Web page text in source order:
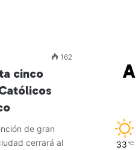
162
cinco
de gran
cerrará al
33 ℃